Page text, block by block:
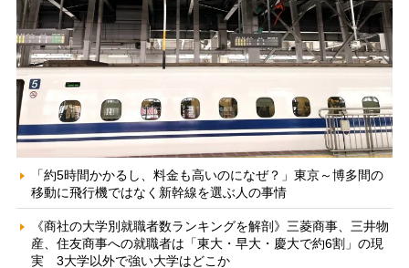
「約5時間かかるし、料金も高いのになぜ？」東京～博多間の
移動に飛行機ではなく新幹線を選ぶ人の事情
《商社の大学別就職者数ランキングを解剖》三菱商事、三井物
産、住友商事への就職者は「東大・早大・慶大で約6割」の現
実 3大学以外で強い大学はどこか